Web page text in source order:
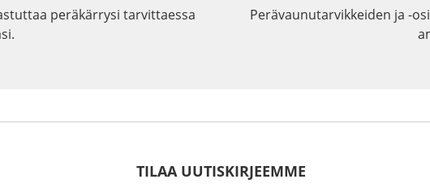
peräkärrysi tarvittaessa
Perävaunutarvikkeiden ja -
TILAA UUTISKIRJEEMME